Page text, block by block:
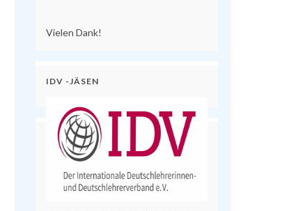
Vielen Dank!
IDV -JÄSEN